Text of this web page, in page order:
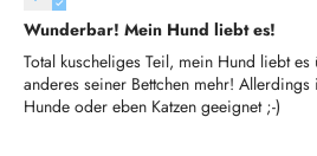
Wunderbar! Mein Hund liebt es!
Total kuscheliges Teil, mein Hund liebt
anderes seiner Bettchen mehr!
Hunde oder eben Katzen geeignet ;-)